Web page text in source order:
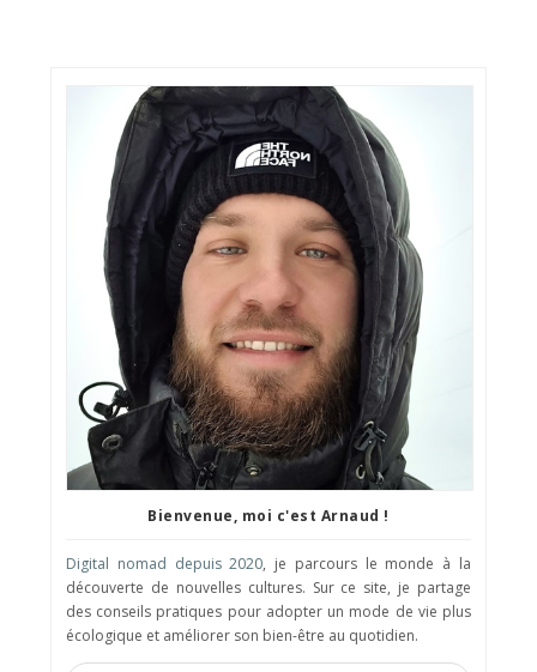
Bienvenue, moi c'est Arnaud !
Digital nomad depuis 2020, je parcours le monde à la
découverte de nouvelles cultures. Sur ce site, je partage
des conseils pratiques pour adopter un mode de vie plus
écologique et améliorer son bien-être au quotidien.